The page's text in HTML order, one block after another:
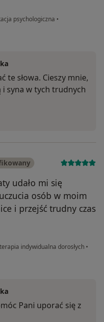
psychologiczna •
te słowa. Cieszy mnie,
i syna w tych trudnych
udało mi się
osób w moim
i przejść trudny czas
indywidualna dorosłych •
Pani uporać się z